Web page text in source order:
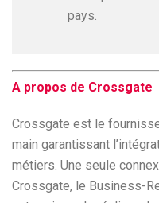
pays.
A propos de Crossgate
Crossgate est le
main garantissant
métiers. Une seule
Crossgate, le Business-